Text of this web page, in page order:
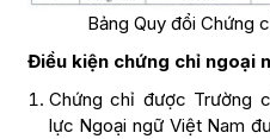
Bảng Quy đổi Chứng
Điều kiện chứng chỉ ngoại
Chứng chỉ được Trường
lực Ngoại ngữ Việt Nam